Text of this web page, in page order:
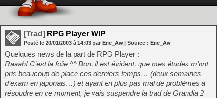
[Trad] RPG Player WIP
Posté le 20/01/2003 à 14:03 par Eric_Aw | Source : Eric_Aw
Quelques news de la part de RPG Player :
Raaah! C’est la folie ^^ Bon, il est évident, que mes études m’ont
pris beaucoup de place ces derniers temps… (deux semaines
d’exam en japonais…) et ayant en plus pas mal de problèmes à
résoudre en ce moment, je vais suspendre la trad de Grandia 2